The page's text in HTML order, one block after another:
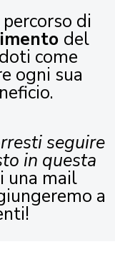
di
del
come
ogni sua
seguire
in questa
una mail
a